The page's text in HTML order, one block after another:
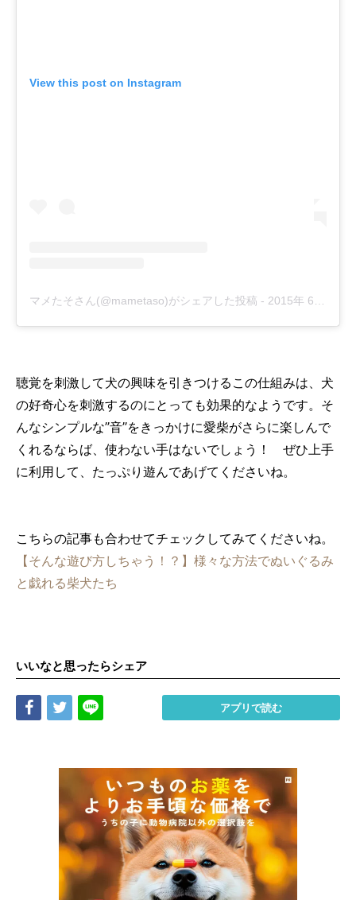
View this post on Instagram
マメたそさん(@mametaso)がシェアした投稿 - 2015年 6月月27日午後7時37分PDT
聴覚を刺激して犬の興味を引きつけるこの仕組みは、犬
の好奇心を刺激するのにとっても効果的なようです。そ
んなシンプルな”音”をきっかけに愛柴がさらに楽しんで
くれるならば、使わない手はないでしょう！ ぜひ上手
に利用して、たっぷり遊んであげてくださいね。
こちらの記事も合わせてチェックしてみてくださいね。
【そんな遊び方しちゃう！？】様々な方法でぬいぐるみ
と戯れる柴犬たち
いいなと思ったらシェア
Share Tweet アプリで読む